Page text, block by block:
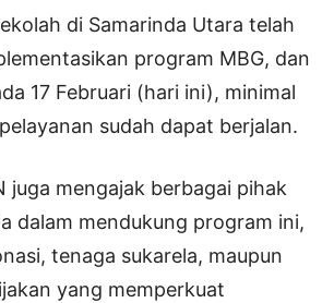
di Samarinda Utara telah
program MBG, dan
17 Februari (hari ini), minimal
sudah dapat berjalan.
juga mengajak berbagai pihak
dalam mendukung program ini,
tenaga sukarela, maupun
yang memperkuat